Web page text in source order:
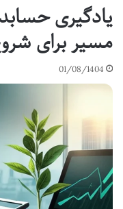
یادگیری
مسیر برای
01/08/1404